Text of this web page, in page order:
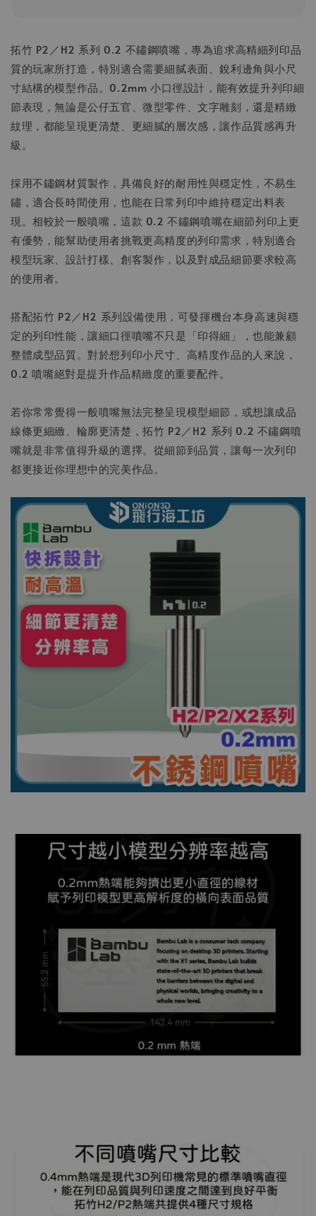
拓竹 P2／H2 系列 0.2 不鏽鋼噴嘴，專為追求高精細列印品
質的玩家所打造，特別適合需要細膩表面、銳利邊角與小尺
寸結構的模型作品。0.2mm 小口徑設計，能有效提升列印細
節表現，無論是公仔五官、微型零件、文字雕刻，還是精緻
紋理，都能呈現更清楚、更細膩的層次感，讓作品質感再升
級。
採用不鏽鋼材質製作，具備良好的耐用性與穩定性，不易生
鏽，適合長時間使用，也能在日常列印中維持穩定出料表
現。相較於一般噴嘴，這款 0.2 不鏽鋼噴嘴在細節列印上更
有優勢，能幫助使用者挑戰更高精度的列印需求，特別適合
模型玩家、設計打樣、創客製作，以及對成品細節要求較高
的使用者。
搭配拓竹 P2／H2 系列設備使用，可發揮機台本身高速與穩
定的列印性能，讓細口徑噴嘴不只是「印得細」，也能兼顧
整體成型品質。對於想列印小尺寸、高精度作品的人來說，
0.2 噴嘴絕對是提升作品精緻度的重要配件。
若你常常覺得一般噴嘴無法完整呈現模型細節，或想讓成品
線條更細緻、輪廓更清楚，拓竹 P2／H2 系列 0.2 不鏽鋼噴
嘴就是非常值得升級的選擇。從細節到品質，讓每一次列印
都更接近你理想中的完美作品。